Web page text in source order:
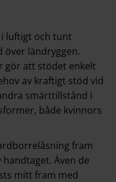
luftigt och tunt
över ländryggen.
gör att stödet enkelt
av kraftigt stöd vid
smärttillstånd i
både kvinnors
fram
Även de
mitt fram med